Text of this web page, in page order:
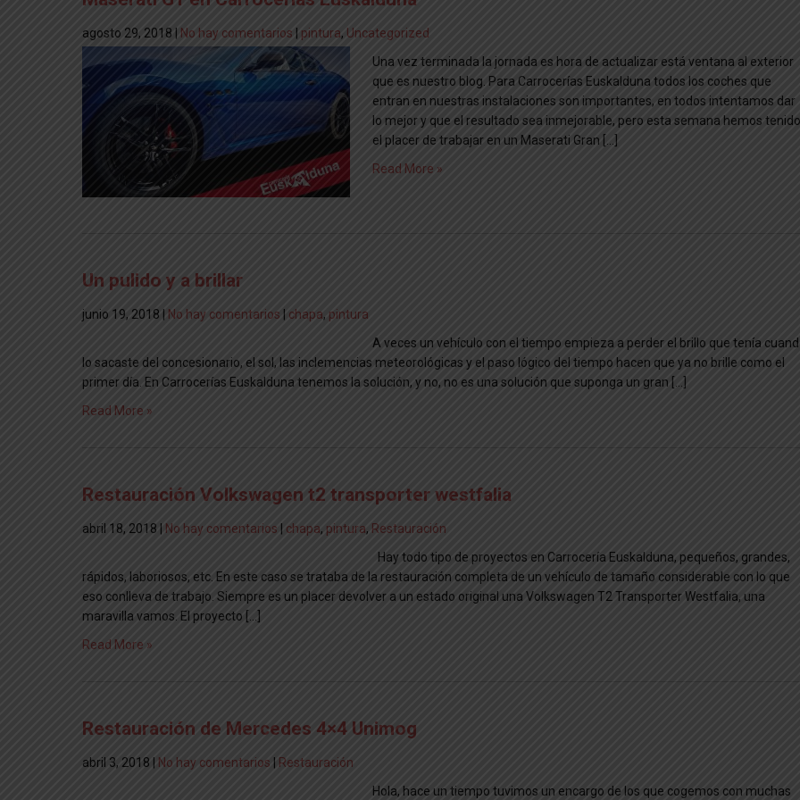
agosto 29, 2018 No hay comentarios pintura, Uncategorized
Una vez terminada la jornada es hora de actualizar está ventana al exterior
que es nuestro blog. Para Carrocerías Euskalduna todos los coches que
entran en nuestras instalaciones son importantes, en todos intentamos dar
lo mejor y que el resultado sea inmejorable, pero esta semana hemos tenido
el placer de trabajar en un Maserati Gran […]
Read More »
Un pulido y a brillar
junio 19, 2018 No hay comentarios chapa, pintura
A veces un vehículo con el tiempo empieza a perder el brillo que tenía
lo sacaste del concesionario, el sol, las inclemencias meteorológicas y el paso lógico del tiempo hacen que ya no brille como el
primer día. En Carrocerías Euskalduna tenemos la solución, y no, no es una solución que suponga un gran […]
Read More »
Restauración Volkswagen t2 transporter westfalia
abril 18, 2018 No hay comentarios chapa, pintura, Restauración
Hay todo tipo de proyectos en Carrocería Euskalduna, pequeños, grandes,
rápidos, laboriosos, etc. En este caso se trataba de la restauración completa de un vehículo de tamaño considerable con lo que
eso conlleva de trabajo. Siempre es un placer devolver a un estado original una Volkswagen T2 Transporter Westfalia, una
maravilla vamos. El proyecto […]
Read More »
Restauración de Mercedes 4×4 Unimog
abril 3, 2018 No hay comentarios
Restauración
Hola, hace un tiempo tuvimos un encargo de los que cogemos con muchas